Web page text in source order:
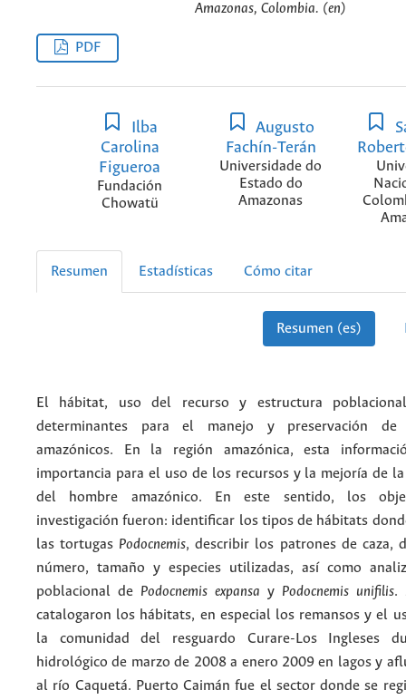
Amazonas, Colombia. (en)
PDF
Ilba
Carolina
Figueroa
Fundación
Chowatü
Augusto
Fachín-Terán
Universidade do
Estado do
Amazonas
Resumen Estadísticas Cómo citar
Resumen (es)
El hábitat, uso del recurso y estructura
determinantes para el manejo y preservación de
amazónicos. En la región amazónica, esta
importancia para el uso de los recursos y la mejoría de
del hombre amazónico. En este sentido, los
investigación fueron: identificar los tipos de hábitats
las tortugas Podocnemis, describir los patrones de caza,
número, tamaño y especies utilizadas, así como
poblacional de Podocnemis expansa y Podocnemis unifilis.
catalogaron los hábitats, en especial los remansos y el
la comunidad del resguardo Curare-Los Ingleses
hidrológico de marzo de 2008 a enero 2009 en lagos y
al río Caquetá. Puerto Caimán fue el sector donde se